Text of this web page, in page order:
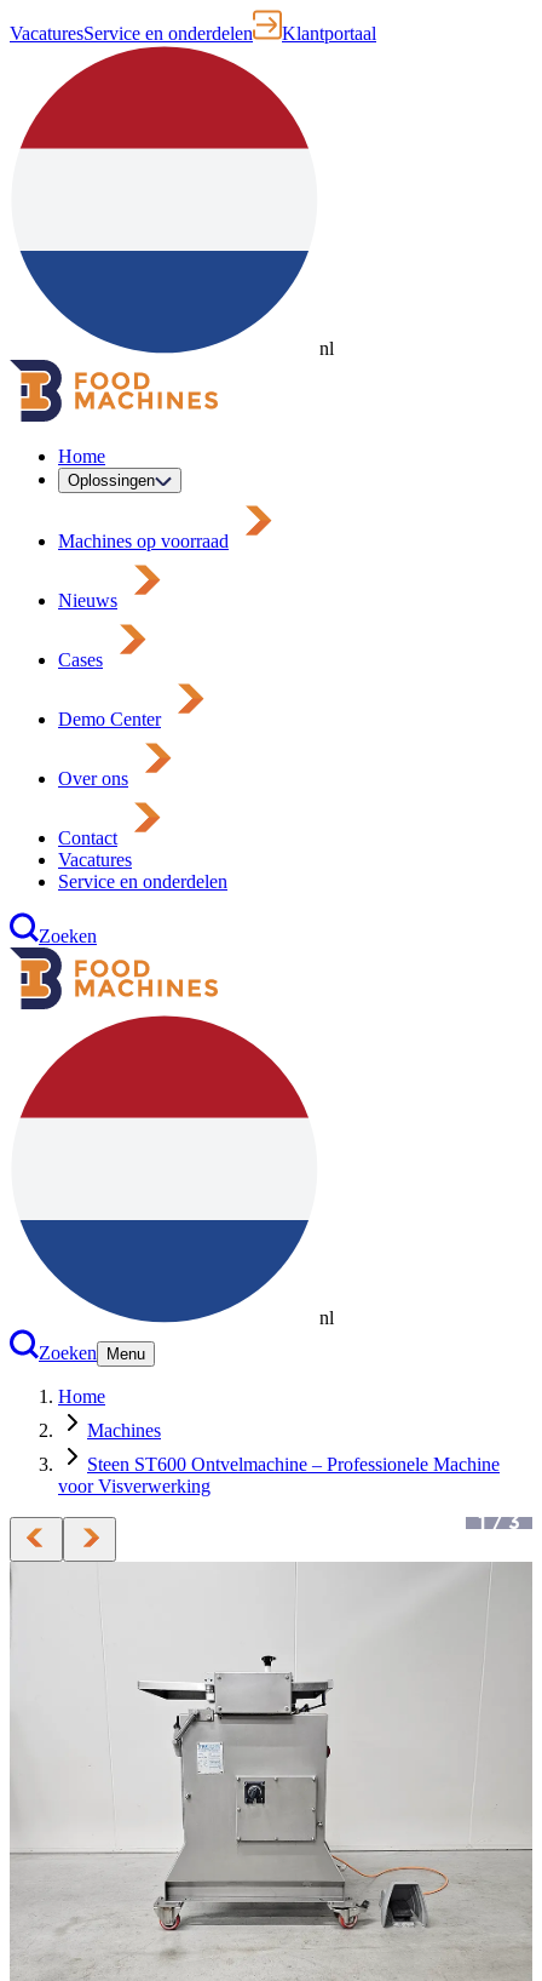
VacaturesService en onderdelen Klantportaal
nl
Home
Oplossingen
Machines op voorraad
Nieuws
Cases
Demo Center
Over ons
Contact
Vacatures
Service en onderdelen
Zoeken
nl
Zoeken
Menu
Home
Machines
Steen ST600 Ontvelmachine – Professionele Machine
voor Visverwerking
1/3